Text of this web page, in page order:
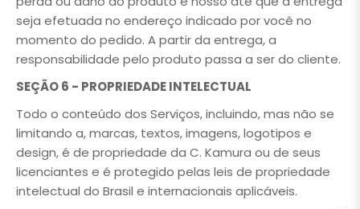
seja efetuada no endereço indicado por você no
momento do pedido. A partir da entrega, a
responsabilidade pelo produto passa a ser do cliente.
SEÇÃO 6 - PROPRIEDADE INTELECTUAL
Todo o conteúdo dos Serviços, incluindo, mas não se
limitando a, marcas, textos, imagens, logotipos e
design, é de propriedade da C. Kamura ou de seus
licenciantes e é protegido pelas leis de propriedade
intelectual do Brasil e internacionais aplicáveis.